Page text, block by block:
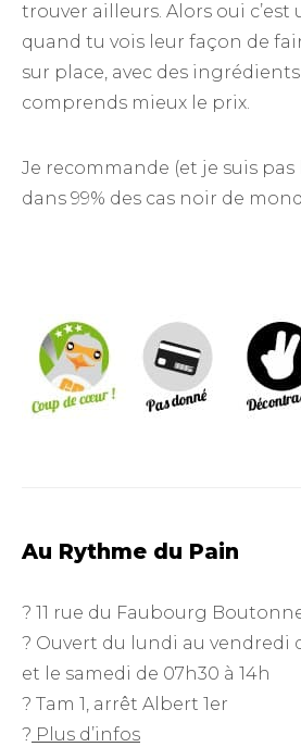
trouver ailleurs. Alors oui
quand tu vois leur façon de
sur place, avec des
comprends mieux le prix.
Je recommande (et je suis pas
dans 99% des cas noir de
Au Rythme du Pain
? 11 rue du Faubourg
? Ouvert du lundi au vendredi
et le samedi de 07h30 à 14h
? Tam 1, arrêt Albert 1er
? Plus d’infos